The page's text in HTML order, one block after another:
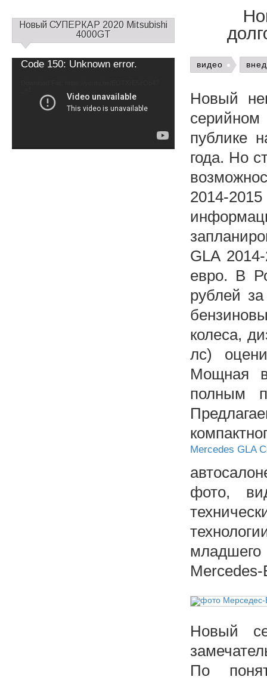
видео
Новый
публике
года. Но
2014-
GLA
евро. В
рублей
колеса,
лс)
Мощная
полным
Mercedes GLA
фото,
Mercedes-
Новый
По
С
й
д
Новый СУПЕРКАР 2020 Mitsubishi
4000GT
Video
Code 150: Unknown error.